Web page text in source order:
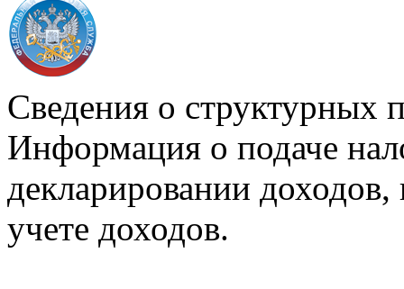
Сведения о структурных
Информация о подаче
декларировании доходов,
учете доходов.